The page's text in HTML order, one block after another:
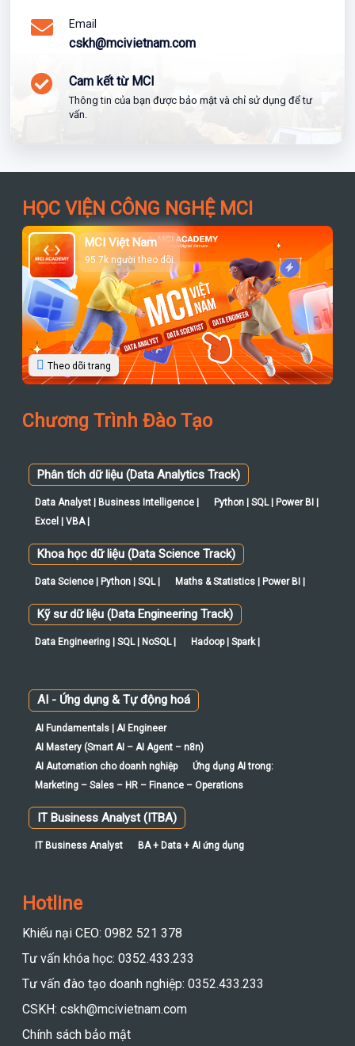
Email
cskh@mcivietnam.com
Cam kết từ MCI
Thông tin của bạn được bảo mật và chỉ sử dụng để tư
vấn.
HỌC VIỆN CÔNG NGHỆ MCI
MCI Việt Nam
95.7k người theo dõi
Theo dõi trang
Chương Trình Đào Tạo
Phân tích dữ liệu (Data Analytics Track)
Data Analyst | Business Intelligence |
Python | SQL | Power BI |
Excel | VBA |
Khoa học dữ liệu (Data Science Track)
Data Science | Python | SQL | Maths & Statistics | Power BI |
Kỹ sư dữ liệu (Data Engineering Track)
Data Engineering | SQL | NoSQL | Hadoop | Spark |
AI - Ứng dụng & Tự động hoá
AI Fundamentals | AI Engineer
AI Mastery (Smart AI – AI Agent – n8n)
AI Automation cho doanh nghiệp
Ứng dụng AI trong:
Marketing – Sales – HR – Finance – Operations
IT Business Analyst (ITBA)
IT Business Analyst BA + Data + AI ứng dụng
Hotline
Khiếu nại CEO: 0982 521 378
Tư vấn khóa học: 0352.433.233
Tư vấn đào tạo doanh nghiệp: 0352.433.233
CSKH: cskh@mcivietnam.com
Chính sách bảo mật